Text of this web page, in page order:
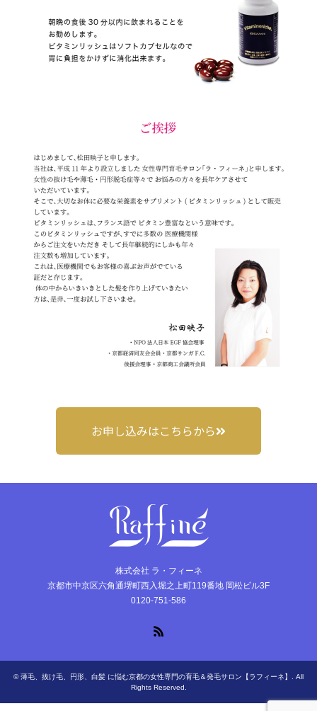
お申し込みはこちらから
株式会社 ラ・フィーネ
京都市中京区六角通堺町西入堀之上町119番地 岡松ビル3F
0120-751-586
©薄毛、抜け毛、円形、白髪 に悩む京都の女性専門の育毛＆発毛サロン【ラフィーネ】 . All
Rights Reserved.